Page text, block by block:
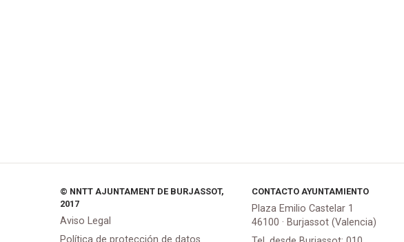
© NNTT AJUNTAMENT DE BURJASSOT,
2017
Aviso Legal
CONTACTO AYUNTAMIENTO
Plaza Emilio Castelar 1
46100 · Burjassot (Valencia)